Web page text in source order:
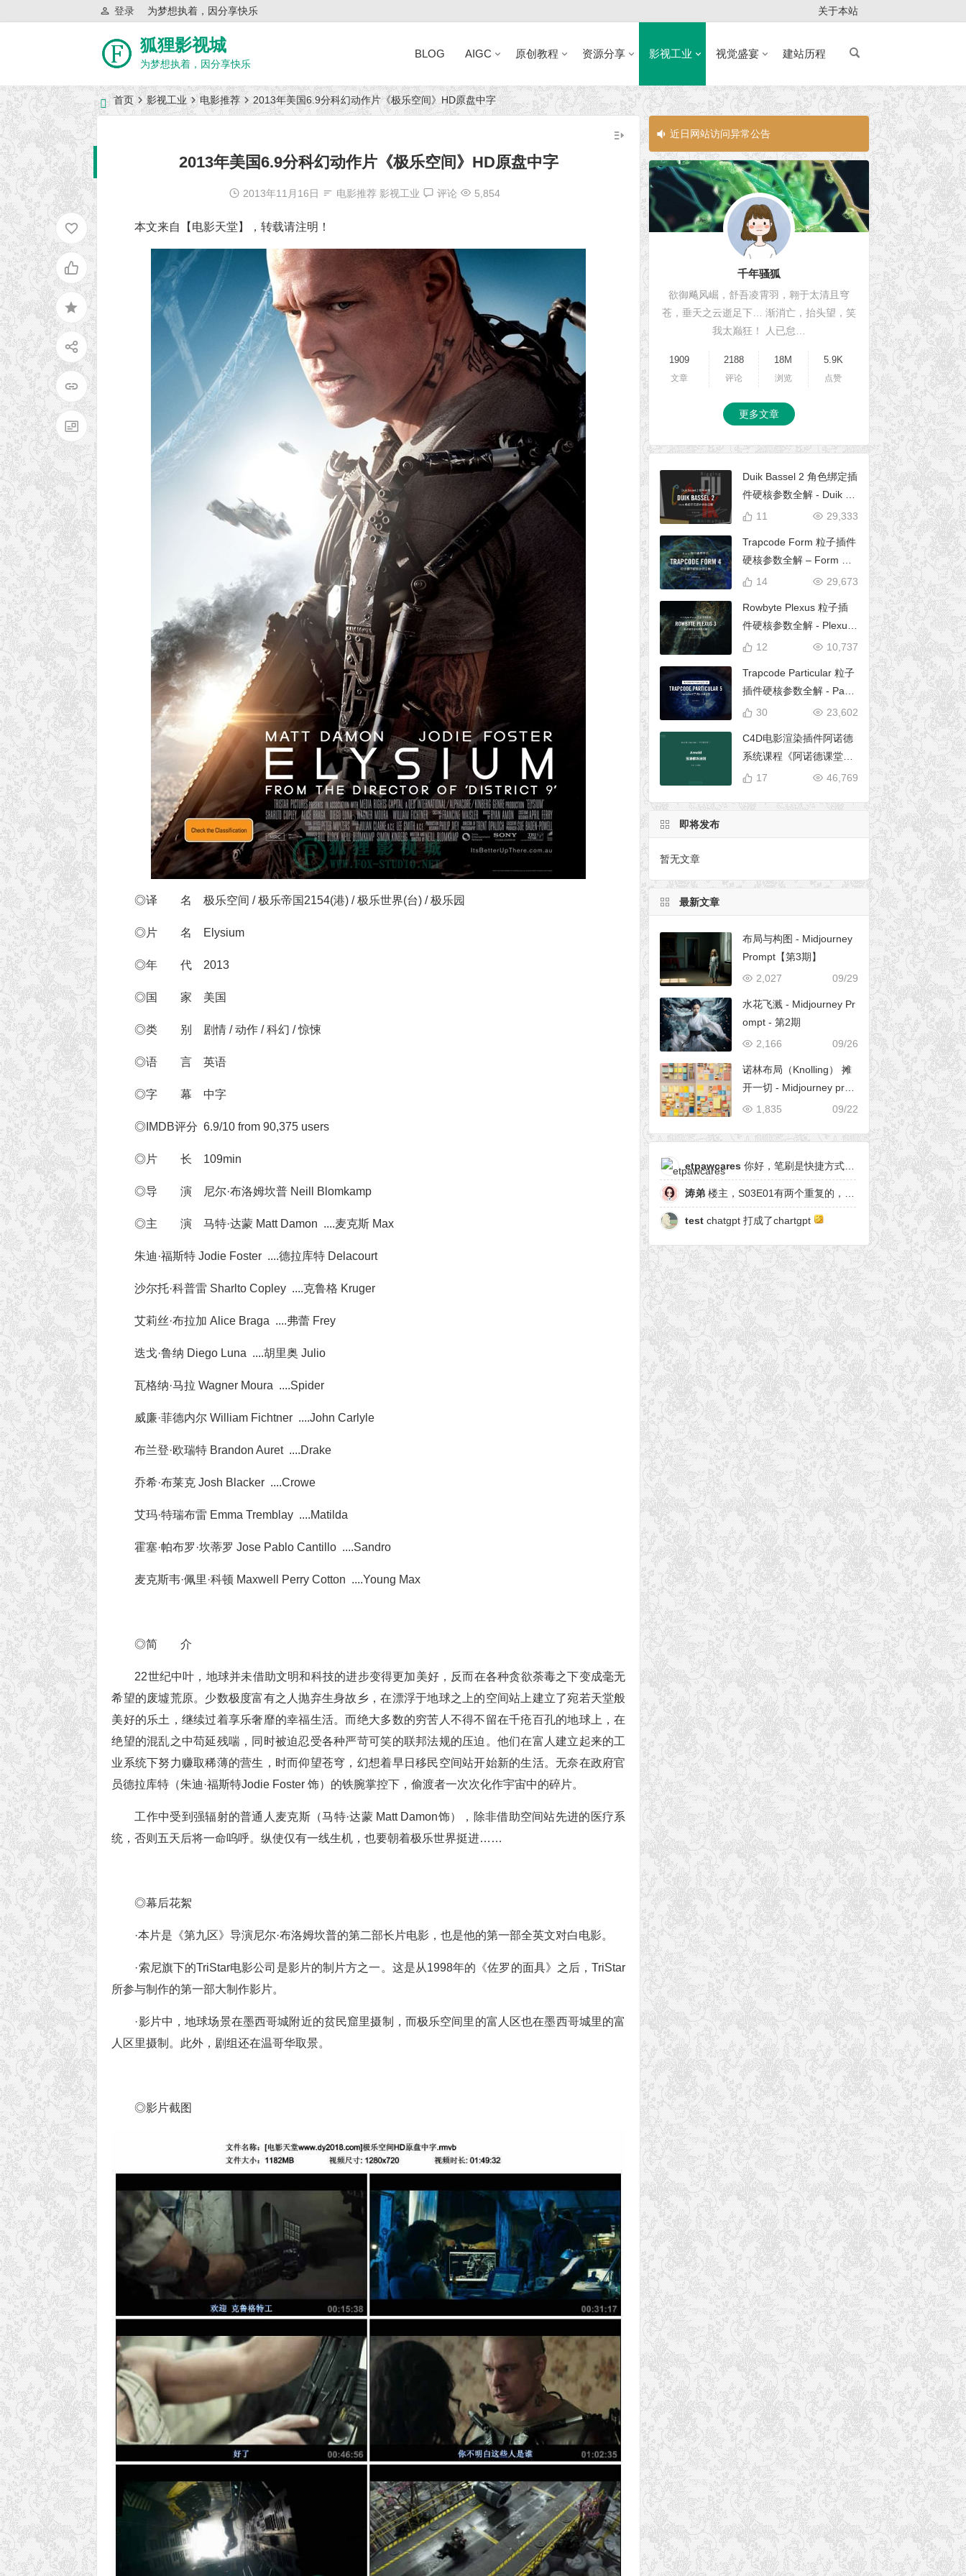
为梦想执着，因分享快乐
登录 关于本站
狐狸影视城
为梦想执着，因分享快乐
BLOG AIGC 原创教程 资源分享 影视工业 视觉盛宴 建站历程
首页 影视工业 电影推荐 2013年美国6.9分科幻动作片《极乐空间》HD原盘中字
2013年美国6.9分科幻动作片《极乐空间》HD原盘中字
2013年11月16日 电影推荐 影视工业 评论 5,854
本文来自【电影天堂】，转载请注明！
◎译 名 极乐空间 / 极乐帝国2154(港) / 极乐世界(台) / 极乐园
◎片 名 Elysium
◎年 代 2013
◎国 家 美国
◎类 别 剧情 / 动作 / 科幻 / 惊悚
◎语 言 英语
◎字 幕 中字
◎IMDB评分 6.9/10 from 90,375 users
◎片 长 109min
◎导 演 尼尔·布洛姆坎普 Neill Blomkamp
◎主 演 马特·达蒙 Matt Damon ....麦克斯 Max
朱迪·福斯特 Jodie Foster ....德拉库特 Delacourt
沙尔托·科普雷 Sharlto Copley ....克鲁格 Kruger
艾莉丝·布拉加 Alice Braga ....弗蕾 Frey
迭戈·鲁纳 Diego Luna ....胡里奥 Julio
瓦格纳·马拉 Wagner Moura ....Spider
威廉·菲德内尔 William Fichtner ....John Carlyle
布兰登·欧瑞特 Brandon Auret ....Drake
乔希·布莱克 Josh Blacker ....Crowe
艾玛·特瑞布雷 Emma Tremblay ....Matilda
霍塞·帕布罗·坎蒂罗 Jose Pablo Cantillo ....Sandro
麦克斯韦·佩里·科顿 Maxwell Perry Cotton ....Young Max
◎简 介
22世纪中叶，地球并未借助文明和科技的进步变得更加美好，反而在各种贪欲荼毒之下变成毫无
希望的废墟荒原。少数极度富有之人抛弃生身故乡，在漂浮于地球之上的空间站上建立了宛若天堂般
美好的乐土，继续过着享乐奢靡的幸福生活。而绝大多数的穷苦人不得不留在千疮百孔的地球上，在
绝望的混乱之中苟延残喘，同时被迫忍受各种严苛可笑的联邦法规的压迫。他们在富人建立起来的工
业系统下努力赚取稀薄的营生，时而仰望苍穹，幻想着早日移民空间站开始新的生活。无奈在政府官
员德拉库特（朱迪·福斯特Jodie Foster 饰）的铁腕掌控下，偷渡者一次次化作宇宙中的碎片。
工作中受到强辐射的普通人麦克斯（马特·达蒙 Matt Damon饰），除非借助空间站先进的医疗系
统，否则五天后将一命呜呼。纵使仅有一线生机，也要朝着极乐世界挺进……
◎幕后花絮
·本片是《第九区》导演尼尔·布洛姆坎普的第二部长片电影，也是他的第一部全英文对白电影。
·索尼旗下的TriStar电影公司是影片的制片方之一。这是从1998年的《佐罗的面具》之后，TriStar
所参与制作的第一部大制作影片。
·影片中，地球场景在墨西哥城附近的贫民窟里摄制，而极乐空间里的富人区也在墨西哥城里的富
人区里摄制。此外，剧组还在温哥华取景。
◎影片截图
近日网站访问异常公告 近日网站访问
千年骚狐
欲御飚风崛，舒吾凌霄羽，翱于太清且穹
苍，垂天之云逝足下… 渐消亡，抬头望，笑
我太巅狂！ 人已怠…
1909
文章
2188
评论
18M
浏览
5.9K
点赞
更多文章
Duik Bassel 2 角色绑定插
件硬核参数全解 - Duik 16
完全使用手册
29,333
11
Trapcode Form 粒子插件
硬核参数全解 – Form 完
全使用手册
29,673
14
Rowbyte Plexus 粒子插
件硬核参数全解 - Plexus
完全使用手册
10,737
12
Trapcode Particular 粒子
插件硬核参数全解 - Parti
cular 5 完全使用手册23,602
30
C4D电影渲染插件阿诺德
系统课程《阿诺德课堂之
玉清境》
46,769
17
即将发布
暂无文章
最新文章
布局与构图 - Midjourney
Prompt【第3期】
09/29
2,027
水花飞溅 - Midjourney Pr
ompt - 第2期
09/26
2,166
诺林布局（Knolling） 摊
开一切 - Midjourney pro
mpt
09/22
1,835
etpawcares 你好，笔刷是快捷方式，有原笔刷么
涛弟 楼主，S03E01有两个重复的，另一个是粒子形态
test chatgpt 打成了chartgpt